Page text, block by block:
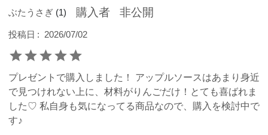
ぶたうさぎ 1 購入者 非公開
投稿日 2026/07/02
プレゼントで購入しました！ アップルソースはあまり身近
で見つけれない上に、材料がりんごだけ！とても喜ばれま
した♡ 私自身も気になってる商品なので、購入を検討中で
す♪